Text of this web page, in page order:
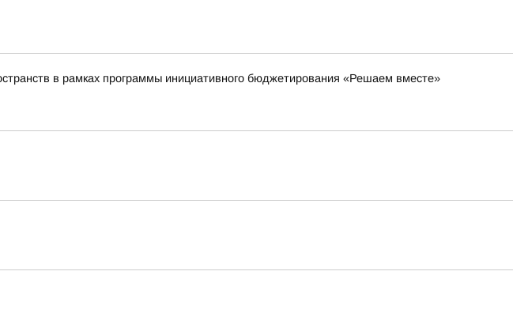
в рамках программы инициативного бюджетирования «Решаем вместе»